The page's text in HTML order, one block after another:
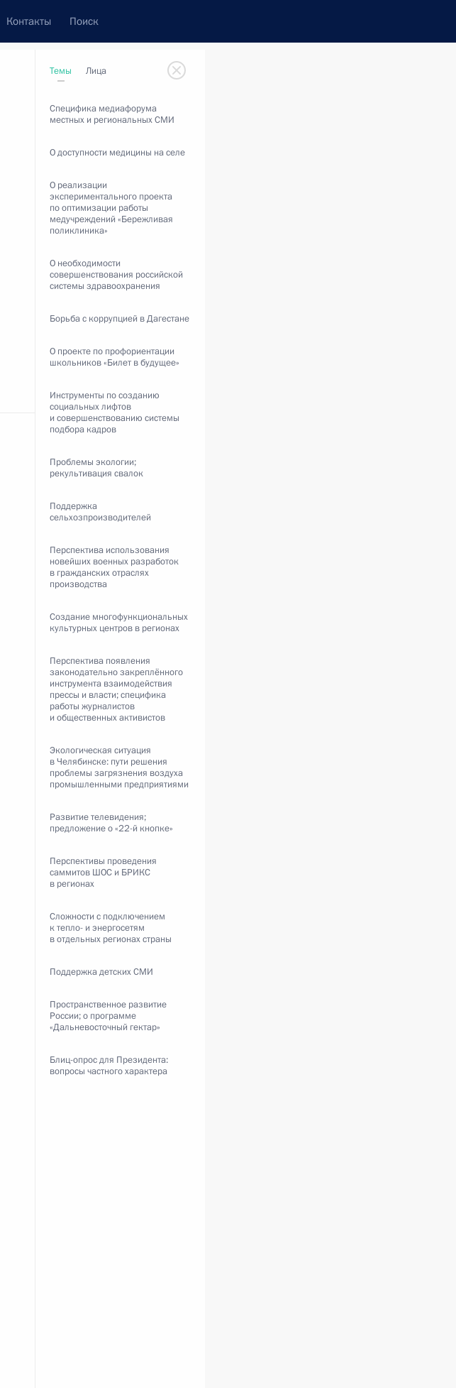
Контакты Поиск
Комиссии и советы
апрель, 2018
8 :
1 2м
Темы
Специфика медиафорума
местных и региональных СМИ
О доступности медицины на селе
О реализации
экспериментального проекта
по оптимизации работы
медучреждений «Бережливая
поликлиника»
О необходимости
совершенствования российской
системы здравоохранения
Борьба с коррупцией в Дагестане
О проекте по профориентации
школьников «Билет в будущее»
Инструменты по созданию
социальных лифтов
и совершенствованию системы
подбора кадров
Проблемы экологии;
рекультивация свалок
Поддержка
сельхозпроизводителей
Перспектива использования
новейших военных разработок
в гражданских отраслях
производства
Создание многофункциональных
культурных центров в регионах
Перспектива появления
законодательно закреплённого
инструмента взаимодействия
прессы и власти; специфика
работы журналистов
и общественных активистов
Экологическая ситуация
в Челябинске: пути решения
проблемы загрязнения воздуха
промышленными предприятиями
Развитие телевидения;
предложение о «22-й кнопке»
Перспективы проведения
саммитов ШОС и БРИКС
в регионах
Сложности с подключением
к тепло- и энергосетям
в отдельных регионах страны
Поддержка детских СМИ
Пространственное развитие
России; о программе
«Дальневосточный гектар»
Блиц-опрос для Президента:
вопросы частного характера
Лица